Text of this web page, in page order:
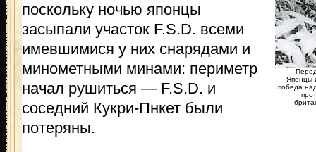
Японцы
победа
поскольку ночью японцы
засыпали участок F.S.D. всеми
имевшимися у них снарядами и
минометными минами: периметр
начал рушиться — F.S.D. и
соседний Кукри-Пнкет были
потеряны.